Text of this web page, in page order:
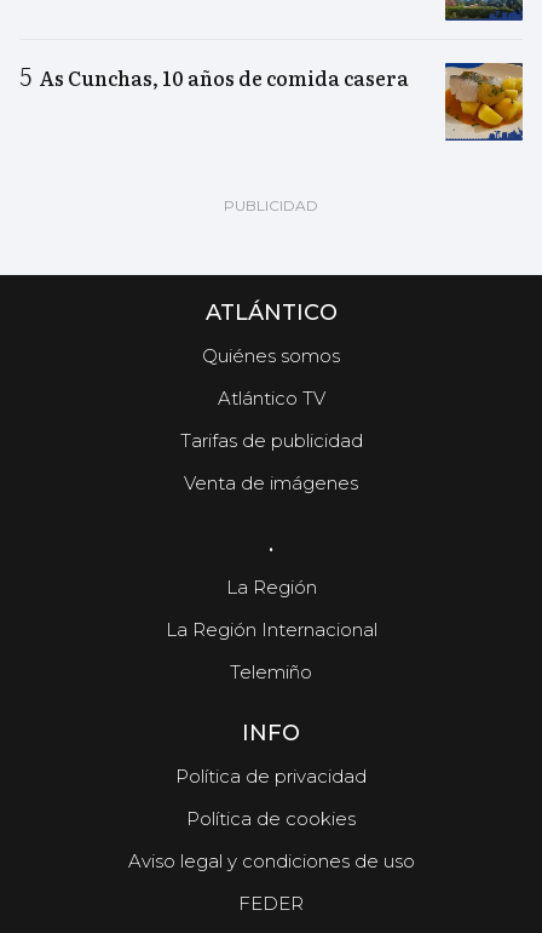
As Cunchas, 10 años de comida casera
ATLÁNTICO
Quiénes somos
Atlántico TV
Tarifas de publicidad
Venta de imágenes
.
La Región
La Región Internacional
Telemiño
INFO
Política de privacidad
Política de cookies
Aviso legal y condiciones de uso
FEDER